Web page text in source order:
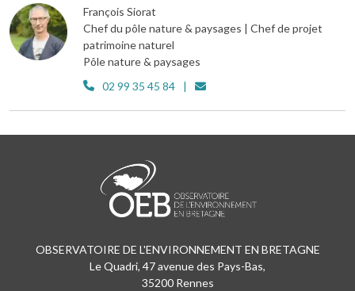
François Siorat
Chef du pôle nature & paysages | Chef de projet
patrimoine naturel
Pôle nature & paysages
02 99 35 45 84
OBSERVATOIRE DE L'ENVIRONNEMENT EN BRETAGNE
Le Quadri, 47 avenue des Pays-Bas,
35200 Rennes